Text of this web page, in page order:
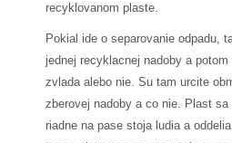
recyklovanom plaste.
Pokial ide o separovanie odpadu,
jednej recyklacnej nadoby a
zvlada alebo nie. Su tam urcite
zberovej nadoby a co nie. Plast
riadne na pase stoja ludia a